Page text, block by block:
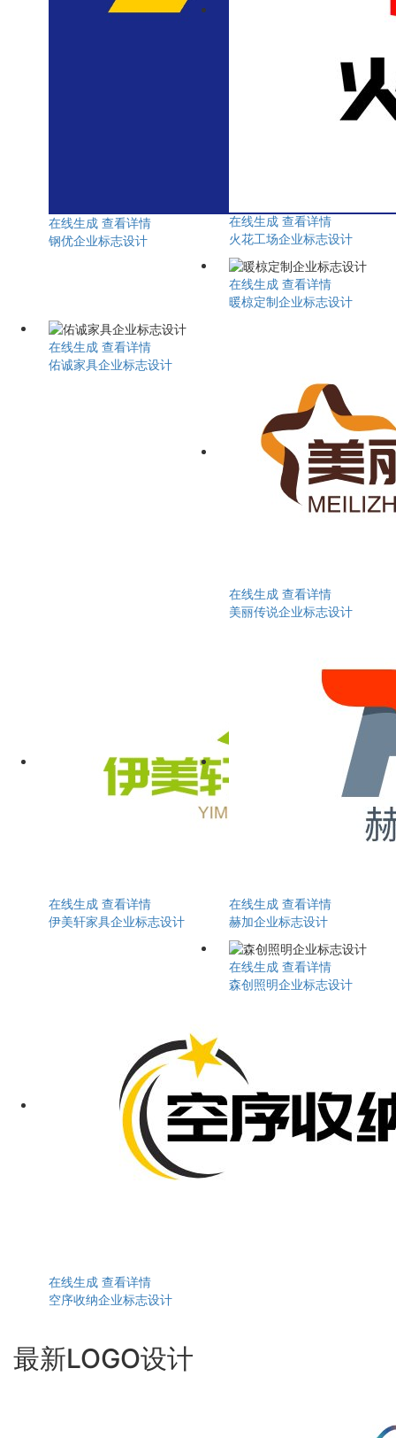
在线生成 查看详情
钢优企业标志设计
在线生成 查看详情
火花工场企业标志设计
在线生成 查看详情
暖椋定制企业标志设计
在线生成 查看详情
佑诚家具企业标志设计
在线生成 查看详情
美丽传说企业标志设计
在线生成 查看详情
伊美轩家具企业标志设计
在线生成 查看详情
赫加企业标志设计
在线生成 查看详情
空序收纳企业标志设计
在线生成 查看详情
森创照明企业标志设计
最新LOGO设计